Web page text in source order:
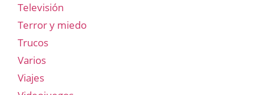
Televisión
Terror y miedo
Trucos
Varios
Viajes